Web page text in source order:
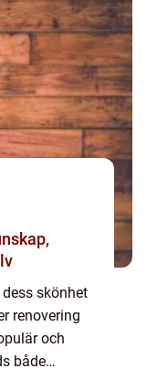
skönhet
renovering
och
både